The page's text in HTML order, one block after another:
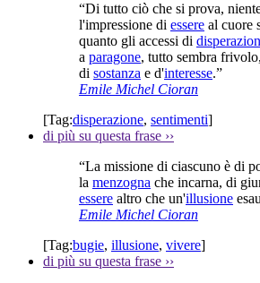
“Di tutto ciò che si prova,
l'impressione di essere al cuore
quanto gli accessi di
a paragone, tutto sembra
di sostanza e d'interesse.”
Emile Michel Cioran
[Tag:disperazione, sentimenti]
di più su questa frase ››
“La missione di ciascuno è di
la menzogna che incarna, di
essere altro che un'illusione
Emile Michel Cioran
[Tag:bugie, illusione, vivere]
di più su questa frase ››